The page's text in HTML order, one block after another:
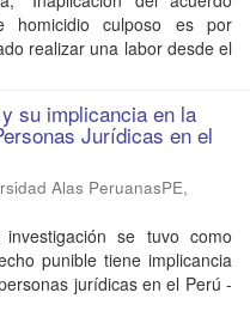
homicidio culposo es por
realizar una labor desde el
su implicancia en la
Jurídicas en el
Alas PeruanasPE,
se tuvo como
punible tiene implicancia
jurídicas en el Perú -